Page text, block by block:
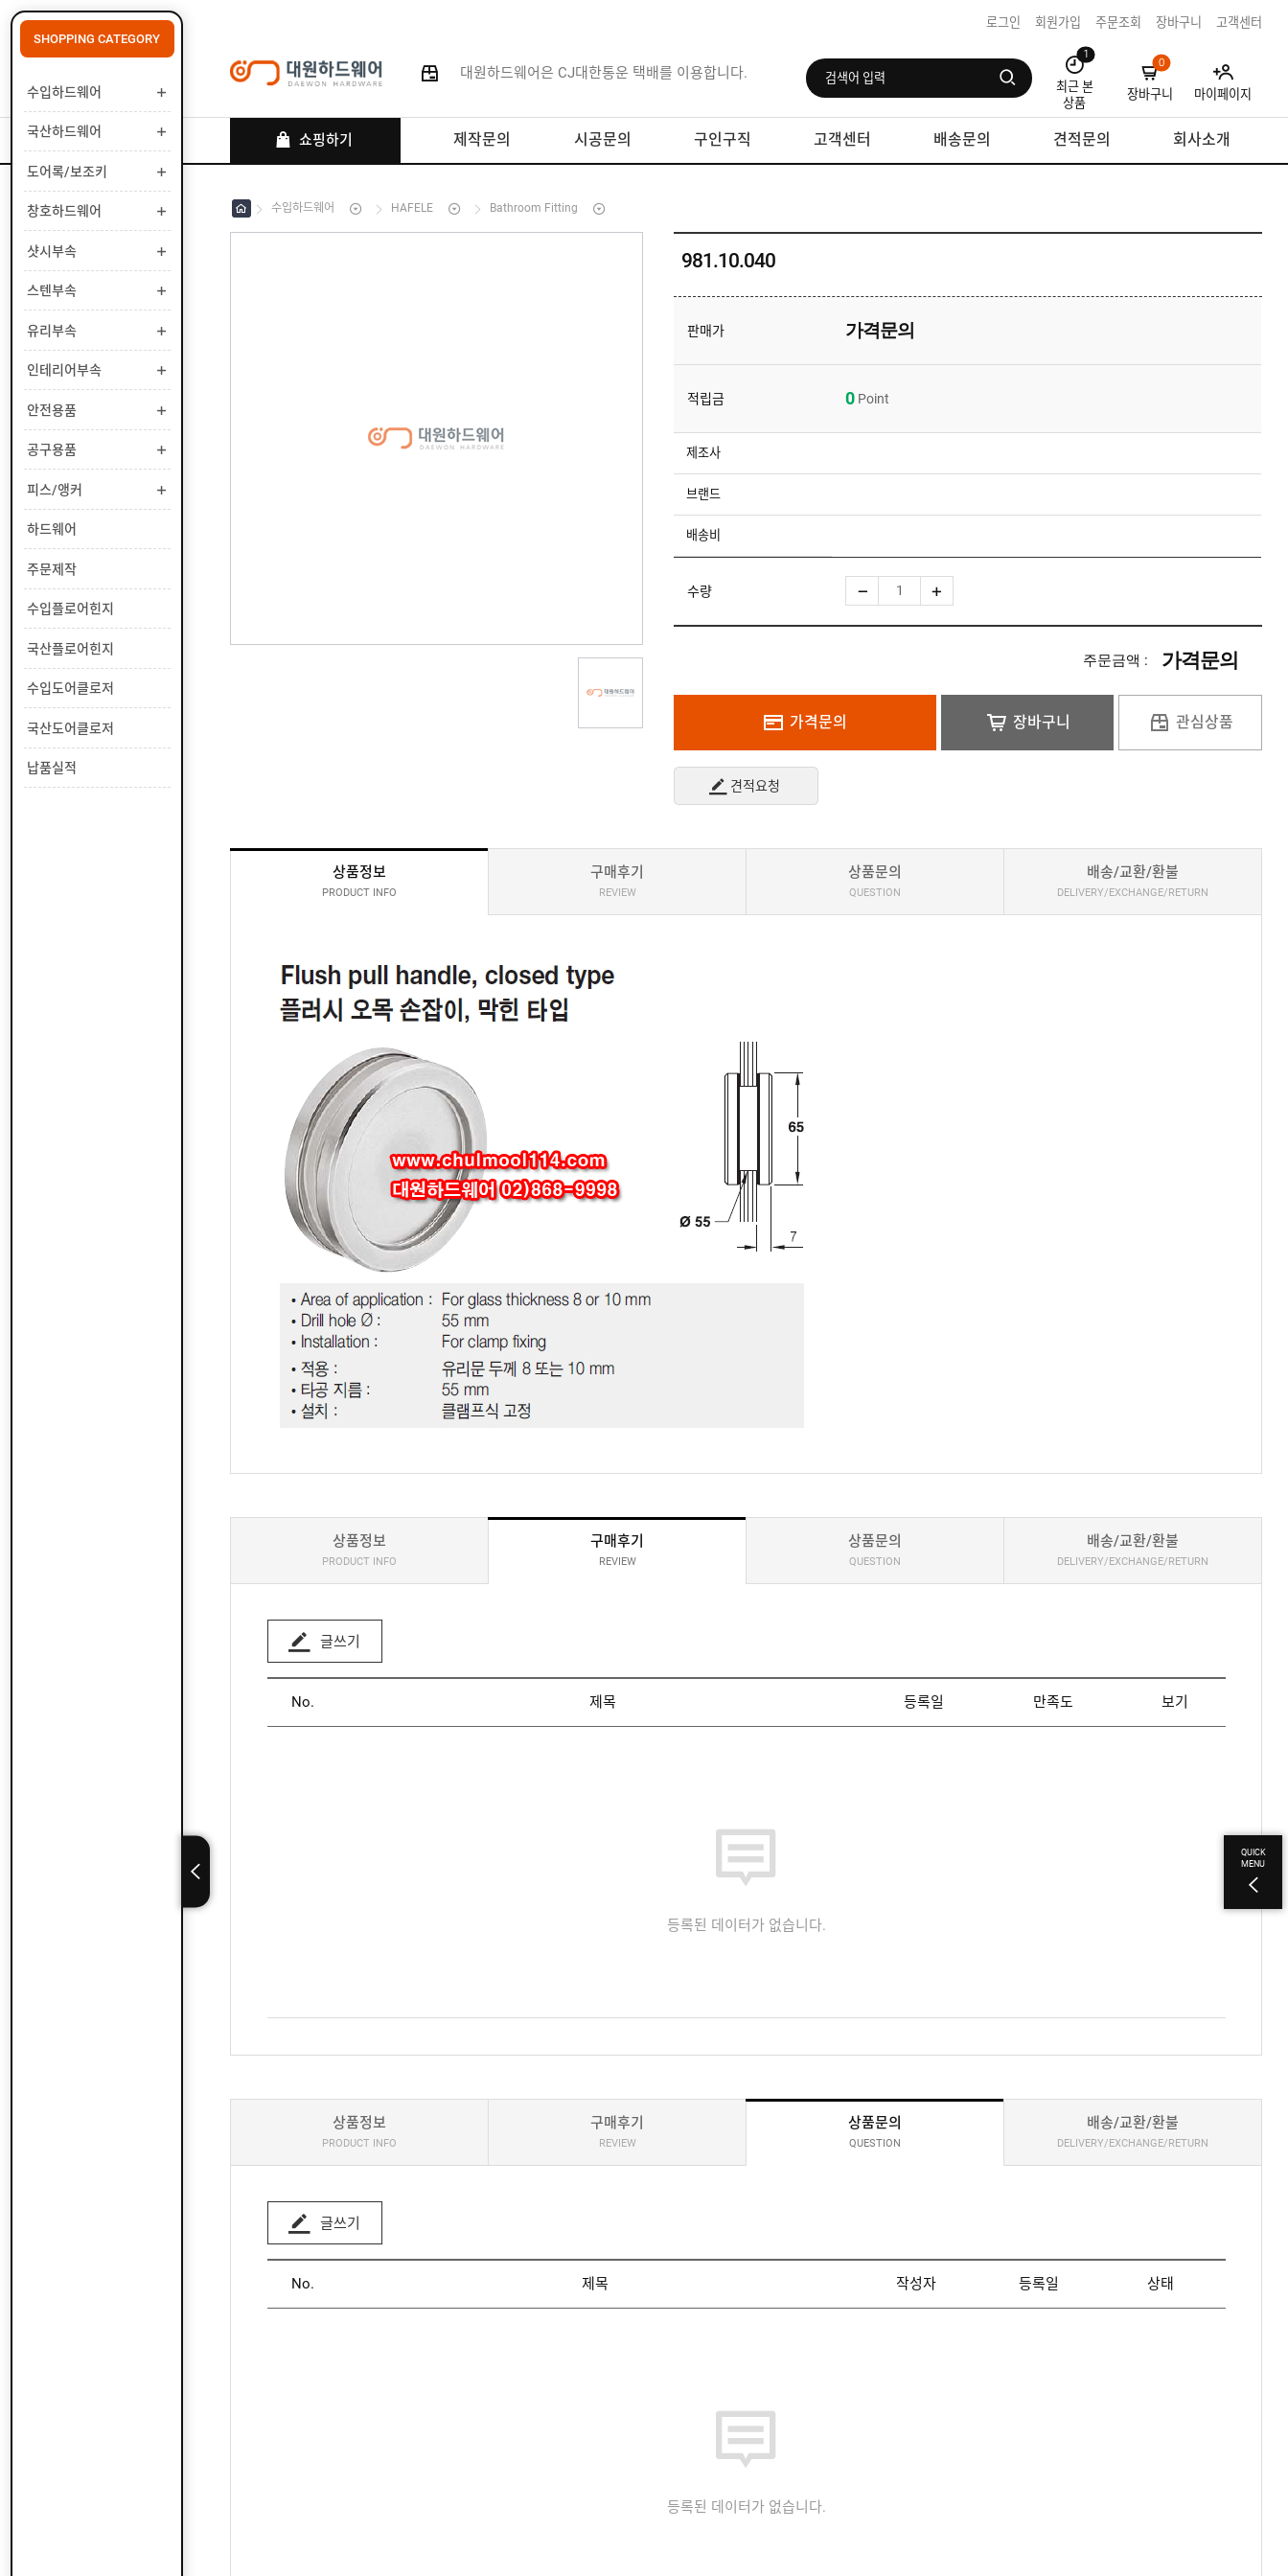
로그인 회원가입 주문조회 장바구니 고객센터
대원하드웨어은 CJ대한통운 택배를 이용합니다.
1
최근 본
상품
0
장바구니 마이페이지
쇼핑하기 제작문의 시공문의 구인구직 고객센터 배송문의 견적문의 회사소개
SHOPPING CATEGORY
수입하드웨어
국산하드웨어
도어록/보조키
창호하드웨어
샷시부속
스텐부속
유리부속
인테리어부속
안전용품
공구용품
피스/앵커
하드웨어
주문제작
수입플로어힌지
국산플로어힌지
수입도어클로저
국산도어클로저
납품실적
QUICK
MENU
수입하드웨어 HAFELE Bathroom Fitting
981.10.040
판매가 가격문의
적립금 0 Point
제조사
브랜드
배송비
수량
주문금액 : 가격문의
가격문의 장바구니 관심상품
견적요청
상품정보
PRODUCT INFO
구매후기
REVIEW
상품문의
QUESTION
배송/교환/환불
DELIVERY/EXCHANGE/RETURN
상품정보
PRODUCT INFO
구매후기
REVIEW
상품문의
QUESTION
배송/교환/환불
DELIVERY/EXCHANGE/RETURN
글쓰기
No. 제목 등록일 만족도 보기
등록된 데이터가 없습니다.
상품정보
PRODUCT INFO
구매후기
REVIEW
상품문의
QUESTION
배송/교환/환불
DELIVERY/EXCHANGE/RETURN
글쓰기
No. 제목 작성자 등록일 상태
등록된 데이터가 없습니다.
로그인
회원가입
마이페이지
배송조회
수
입
하
웨
어
국
산
하
웨
어
도
어
록
보
조
창
호
하
어
샷
시
부
스
텐
부
유
리
부
속
인
테
리
어
속
안
전
용
품
공
용
품
피
/
앵
하
웨
어
주
제
작
수
플
로
국